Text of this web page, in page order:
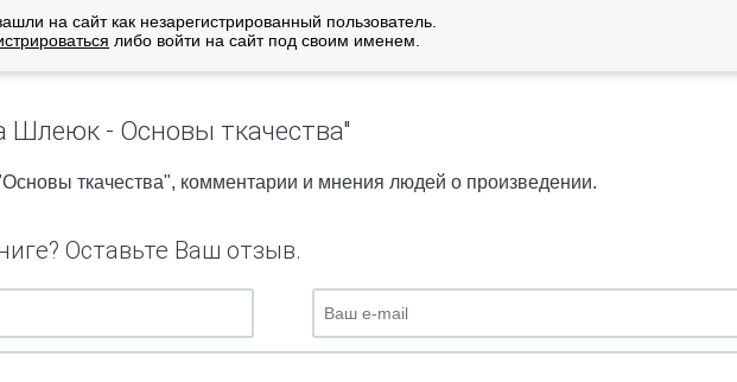
на сайт как незарегистрированный пользователь.
либо войти на сайт под своим именем.
Шлеюк - Основы ткачества"
ткачества", комментарии и мнения людей о произведении.
Оставьте Ваш отзыв.